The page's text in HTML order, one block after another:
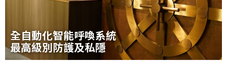
全自動化智能呼喚系統
最高級別防護及私隱